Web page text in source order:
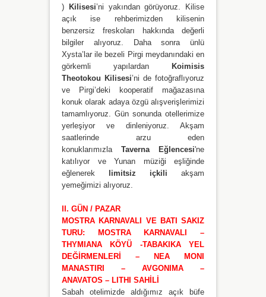
)
Kilisesi’ni yakından görüyoruz. Kilise
açık ise rehberimizden kilisenin
benzersiz freskoları hakkında değerli
bilgiler alıyoruz. Daha sonra ünlü
Xysta’lar ile bezeli Pirgi meydanındaki en
görkemli yapılardan
Koimisis
Theotokou Kilisesi’ni de fotoğraflıyoruz
ve Pirgi’deki kooperatif mağazasına
konuk olarak adaya özgü alışverişlerimizi
tamamlıyoruz. Gün sonunda otellerimize
yerleşiyor ve dinleniyoruz. Akşam
saatlerinde arzu eden
konuklarımızla Taverna Eğlencesi'ne
katılıyor ve Yunan müziği eşliğinde
eğlenerek
limitsiz içkili akşam
yemeğimizi alıyoruz.
II. GÜN / PAZAR
MOSTRA KARNAVALI VE BATI SAKIZ
TURU: MOSTRA KARNAVALI –
THYMIANA KÖYÜ -TABAKIKA YEL
DEĞİRMENLERİ – NEA MONI
MANASTIRI – AVGONIMA –
ANAVATOS – LITHI SAHİLİ
Sabah otelimizde aldığımız açık büfe